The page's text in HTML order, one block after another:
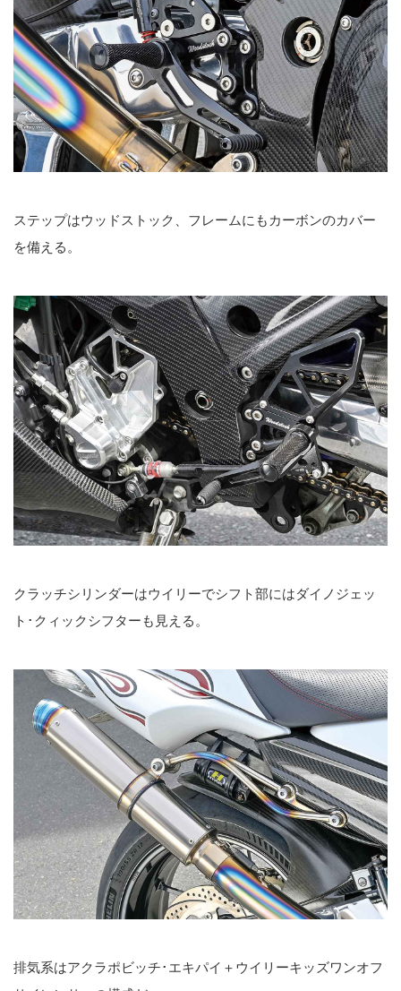
ステップはウッドストック、フレームにもカーボンのカバー
を備える。
クラッチシリンダーはウイリーでシフト部にはダイノジェッ
ト･クィックシフターも見える。
排気系はアクラポビッチ･エキパイ＋ウイリーキッズワンオフ